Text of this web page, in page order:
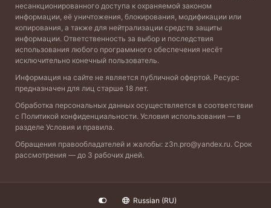
несанкционированного доступа к охраняемой законом
информации, её уничтожения, блокирования, модификации или
копирования, а также для нейтрализации средств защиты
информации. Ответственность за выбор и последствия
использования любого программного обеспечения несёт
исключительно конечный пользователь.
Информация на сайте не является публичной офертой. Ресурс
предназначен для лиц старше 18 лет.
Обработка персональных данных осуществляется в соответствии
с Политикой конфиденциальности. Условия использования — в
разделе Условия и правила.
Обращения правообладателей и жалобы: z3n.pro@yandex.ru. Срок
рассмотрения — до 3 рабочих дней.
Russian (RU)